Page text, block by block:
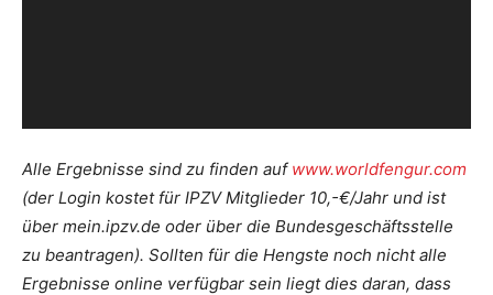
Alle Ergebnisse sind zu finden auf www.worldfengur.com
(der Login kostet für IPZV Mitglieder 10,-€/Jahr und ist
über mein.ipzv.de oder über die Bundesgeschäftsstelle
zu beantragen). Sollten für die Hengste noch nicht alle
Ergebnisse online verfügbar sein liegt dies daran, dass